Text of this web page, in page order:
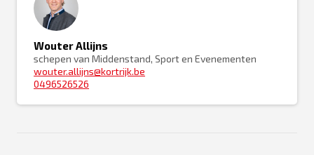
Wouter Allijns
schepen van Middenstand, Sport en Evenementen
wouter.allijns@kortrijk.be
0496526526